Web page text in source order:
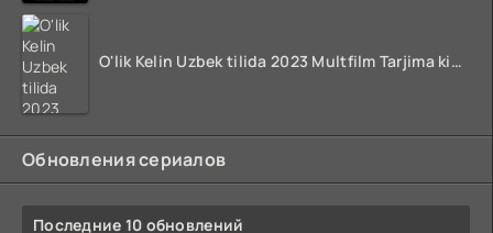
O'lik Kelin Uzbek tilida 2023 Multfilm Tarjima kino skachat
Обновления сериалов
Последние 10 обновлений